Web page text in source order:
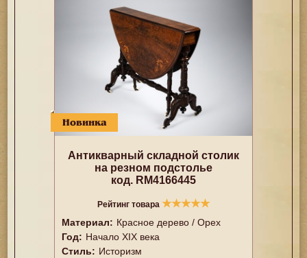
Новинка
Антикварный складной столик
на резном подстолье
код. RM4166445
Рейтинг товара ★★★★★
Материал: Красное дерево / Орех
Год: Начало XIX века
Стиль: Историзм